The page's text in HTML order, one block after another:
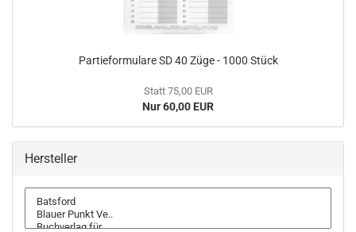
Partieformulare SD 40 Züge - 1000 Stück
Statt 75,00 EUR
Nur 60,00 EUR
Hersteller